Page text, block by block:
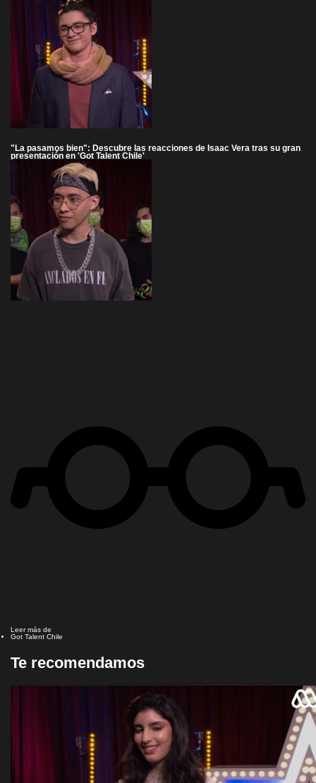
"La pasamos bien": Descubre las reacciones de Isaac Vera tras su gran
presentación en 'Got Talent Chile'
Leer más de
Got Talent Chile
Te recomendamos